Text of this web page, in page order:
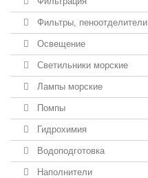
Фильтры, пеноотделители
Освещение
Светильники морские
Лампы морские
Помпы
Гидрохимия
Водоподготовка
Наполнители